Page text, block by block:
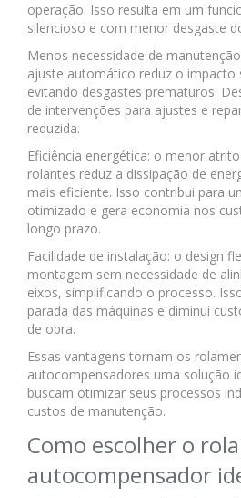
operação. Isso resulta em um
silencioso e com menor desgaste
Menos necessidade de
ajuste automático reduz o impacto
evitando desgastes prematuros.
de intervenções para ajustes e
reduzida.
Eficiência energética: o menor
rolantes reduz a dissipação de
mais eficiente. Isso contribui para
otimizado e gera economia nos
longo prazo.
Facilidade de instalação: o design
montagem sem necessidade de
eixos, simplificando o processo.
parada das máquinas e diminui
de obra.
Essas vantagens tornam os
autocompensadores uma solução
buscam otimizar seus processos
custos de manutenção.
Como escolher o
autocompensador